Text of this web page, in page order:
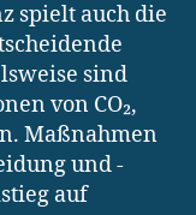
spielt auch die
sind
von CO₂,
Maßnahmen
und -
auf